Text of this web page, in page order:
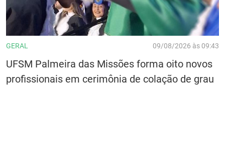
GERAL 09/08/2026 às 09:43
UFSM Palmeira das Missões forma oito novos
profissionais em cerimônia de colação de grau